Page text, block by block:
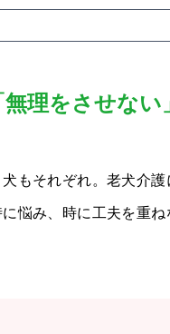
理をさせない
もそれぞれ。老犬介
悩み、時に工夫を重